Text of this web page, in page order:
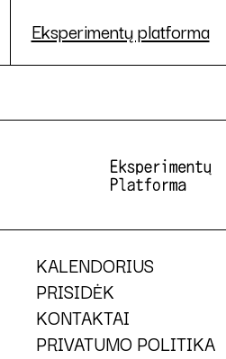
Eksperimentų platforma
KALENDORIUS
PRISIDĖK
KONTAKTAI
PRIVATUMO POLITIKA